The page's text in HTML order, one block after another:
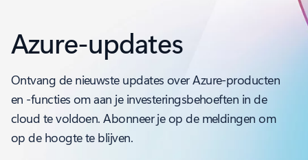
Azure-updates
Ontvang de nieuwste updates over Azure-producten
en -functies om aan je investeringsbehoeften in de
cloud te voldoen. Abonneer je op de meldingen om
op de hoogte te blijven.